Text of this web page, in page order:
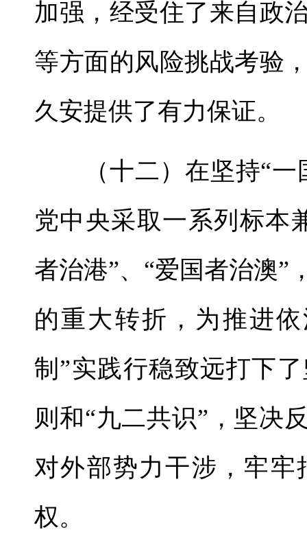
加强，经受住了来自政
等方面的风险挑战考验
久安提供了有力保证。
（十二）在坚持“一
党中央采取一系列标本
者治港”、“爱国者治澳”
的重大转折，为推进
制”实践行稳致远打下
则和“九二共识”，坚决
对外部势力干涉，牢
权。